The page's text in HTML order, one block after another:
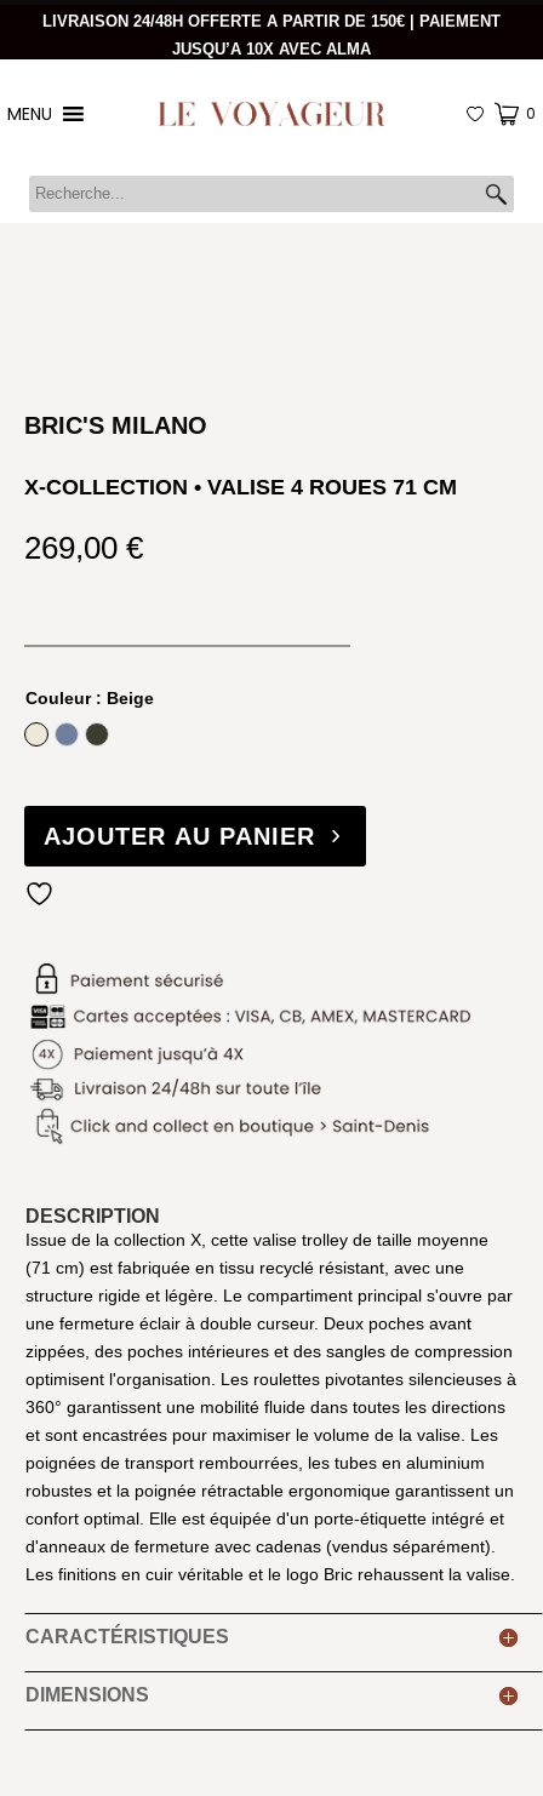
LIVRAISON 24/48H OFFERTE A PARTIR DE 150€ | PAIEMENT
JUSQU’A 10X AVEC ALMA
MENU 0
BRIC'S MILANO
X-COLLECTION • VALISE 4 ROUES 71 CM
269,00 €
Couleur: Beige
BeigeJeansOlive
AJOUTER AU PANIER
DESCRIPTION
Issue de la collection X, cette valise trolley de taille moyenne
(71 cm) est fabriquée en tissu recyclé résistant, avec une
structure rigide et légère. Le compartiment principal s'ouvre par
une fermeture éclair à double curseur. Deux poches avant
zippées, des poches intérieures et des sangles de compression
optimisent l'organisation. Les roulettes pivotantes silencieuses à
360° garantissent une mobilité fluide dans toutes les directions
et sont encastrées pour maximiser le volume de la valise. Les
poignées de transport rembourrées, les tubes en aluminium
robustes et la poignée rétractable ergonomique garantissent un
confort optimal. Elle est équipée d'un porte-étiquette intégré et
d'anneaux de fermeture avec cadenas (vendus séparément).
Les finitions en cuir véritable et le logo Bric rehaussent la valise.
CARACTÉRISTIQUES
DIMENSIONS